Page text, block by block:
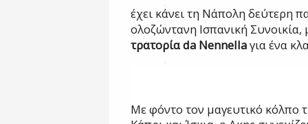
έχει κάνει τη Νάπολη δεύτερη
ολοζώντανη Ισπανική
τρατορίαda Nennellaγια ένα
Με φόντο τον μαγευτικό κόλπο